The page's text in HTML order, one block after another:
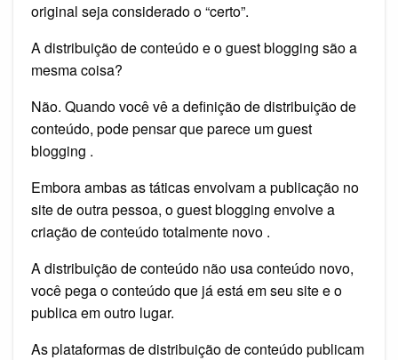
original seja considerado o “certo”.
A distribuição de conteúdo e o guest blogging são a
mesma coisa?
Não. Quando você vê a definição de distribuição de
conteúdo, pode pensar que parece um guest
blogging .
Embora ambas as táticas envolvam a publicação no
site de outra pessoa, o guest blogging envolve a
criação de conteúdo totalmente novo .
A distribuição de conteúdo não usa conteúdo novo,
você pega o conteúdo que já está em seu site e o
publica em outro lugar.
As plataformas de distribuição de conteúdo publicam